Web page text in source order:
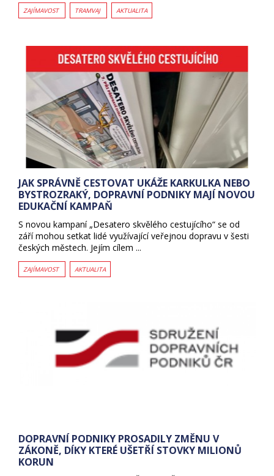
ZAJÍMAVOST TRAMVAJ AKTUALITA
JAK SPRÁVNĚ CESTOVAT UKÁŽE KARKULKA NEBO
BYSTROZRAKÝ, DOPRAVNÍ PODNIKY MAJÍ NOVOU
EDUKAČNÍ KAMPAŇ
S novou kampaní „Desatero skvělého cestujícího“ se od
září mohou setkat lidé využívající veřejnou dopravu v šesti
českých městech. Jejím cílem ...
ZAJÍMAVOST AKTUALITA
DOPRAVNÍ PODNIKY PROSADILY ZMĚNU V
ZÁKONĚ, DÍKY KTERÉ UŠETŘÍ STOVKY MILIONŮ
KORUN